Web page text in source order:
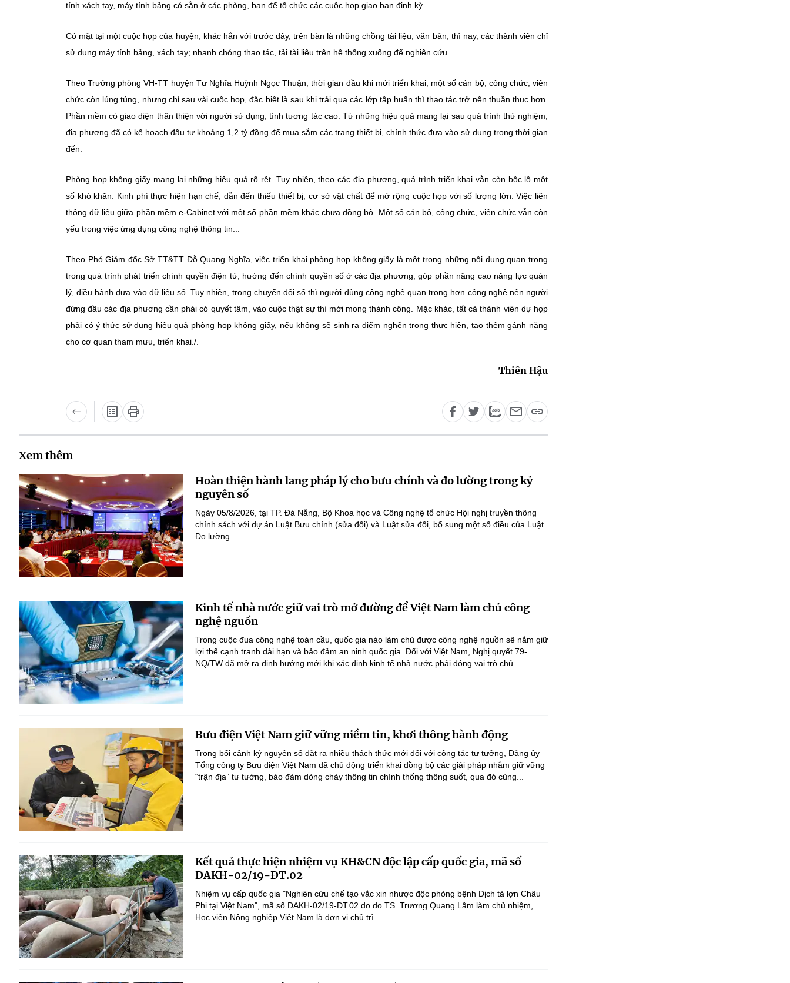
tính xách tay, máy tính bảng có sẵn ở các phòng, ban để tổ chức các cuộc họp giao ban định kỳ.
Có mặt tại một cuộc họp của huyện, khác hẳn với trước đây, trên bàn là những chồng tài liệu, văn bản, thì nay, các thành viên chỉ
sử dụng máy tính bảng, xách tay; nhanh chóng thao tác, tải tài liệu trên hệ thống xuống để nghiên cứu.
Theo Trưởng phòng VH-TT huyện Tư Nghĩa Huỳnh Ngọc Thuận, thời gian đầu khi mới triển khai, một số cán bộ, công chức, viên
chức còn lúng túng, nhưng chỉ sau vài cuộc họp, đặc biệt là sau khi trải qua các lớp tập huấn thì thao tác trở nên thuần thục hơn.
Phần mềm có giao diện thân thiện với người sử dụng, tính tương tác cao. Từ những hiệu quả mang lại sau quá trình thử nghiệm,
địa phương đã có kế hoạch đầu tư khoảng 1,2 tỷ đồng để mua sắm các trang thiết bị, chính thức đưa vào sử dụng trong thời gian
đến.
Phòng họp không giấy mang lại những hiệu quả rõ rệt. Tuy nhiên, theo các địa phương, quá trình triển khai vẫn còn bộc lộ một
số khó khăn. Kinh phí thực hiện hạn chế, dẫn đến thiếu thiết bị, cơ sở vật chất để mở rộng cuộc họp với số lượng lớn. Việc liên
thông dữ liệu giữa phần mềm e-Cabinet với một số phần mềm khác chưa đồng bộ. Một số cán bộ, công chức, viên chức vẫn còn
yếu trong việc ứng dụng công nghệ thông tin...
Theo Phó Giám đốc Sở TT&TT Đỗ Quang Nghĩa, việc triển khai phòng họp không giấy là một trong những nội dung quan trọng
trong quá trình phát triển chính quyền điện tử, hướng đến chính quyền số ở các địa phương, góp phần nâng cao năng lực quản
lý, điều hành dựa vào dữ liệu số. Tuy nhiên, trong chuyển đổi số thì người dùng công nghệ quan trọng hơn công nghệ nên người
đứng đầu các địa phương cần phải có quyết tâm, vào cuộc thật sự thì mới mong thành công. Mặc khác, tất cả thành viên dự họp
phải có ý thức sử dụng hiệu quả phòng họp không giấy, nếu không sẽ sinh ra điểm nghẽn trong thực hiện, tạo thêm gánh nặng
cho cơ quan tham mưu, triển khai./.
Thiên Hậu
Xem thêm
Hoàn thiện hành lang pháp lý cho bưu chính và đo lường trong kỷ
nguyên số
Ngày 05/8/2026, tại TP. Đà Nẵng, Bộ Khoa học và Công nghệ tổ chức Hội nghị truyền thông
chính sách với dự án Luật Bưu chính (sửa đổi) và Luật sửa đổi, bổ sung một số điều của Luật
Đo lường.
Kinh tế nhà nước giữ vai trò mở đường để Việt Nam làm chủ công
nghệ nguồn
Trong cuộc đua công nghệ toàn cầu, quốc gia nào làm chủ được công nghệ nguồn sẽ nắm giữ
lợi thế cạnh tranh dài hạn và bảo đảm an ninh quốc gia. Đối với Việt Nam, Nghị quyết 79-
NQ/TW đã mở ra định hướng mới khi xác định kinh tế nhà nước phải đóng vai trò chủ...
Bưu điện Việt Nam giữ vững niềm tin, khơi thông hành động
Trong bối cảnh kỷ nguyên số đặt ra nhiều thách thức mới đối với công tác tư tưởng, Đảng ủy
Tổng công ty Bưu điện Việt Nam đã chủ động triển khai đồng bộ các giải pháp nhằm giữ vững
“trận địa” tư tưởng, bảo đảm dòng chảy thông tin chính thống thông suốt, qua đó củng...
Kết quả thực hiện nhiệm vụ KH&CN độc lập cấp quốc gia, mã số
DAKH-02/19-ĐT.02
Nhiệm vụ cấp quốc gia "Nghiên cứu chế tạo vắc xin nhược độc phòng bệnh Dịch tả lợn Châu
Phi tại Việt Nam", mã số DAKH-02/19-ĐT.02 do do TS. Trương Quang Lâm làm chủ nhiệm,
Học viện Nông nghiệp Việt Nam là đơn vị chủ trì.